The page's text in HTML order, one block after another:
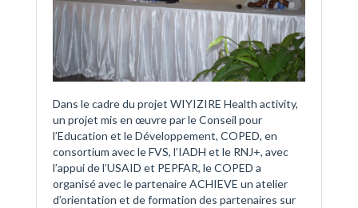
Dans le cadre du projet WIYIZIRE Health activity,
un projet mis en œuvre par le Conseil pour
l’Education et le Développement, COPED, en
consortium avec le FVS, l’IADH et le RNJ+, avec
l’appui de l’USAID et PEPFAR, le COPED a
organisé avec le partenaire ACHIEVE un atelier
d’orientation et de formation des partenaires sur